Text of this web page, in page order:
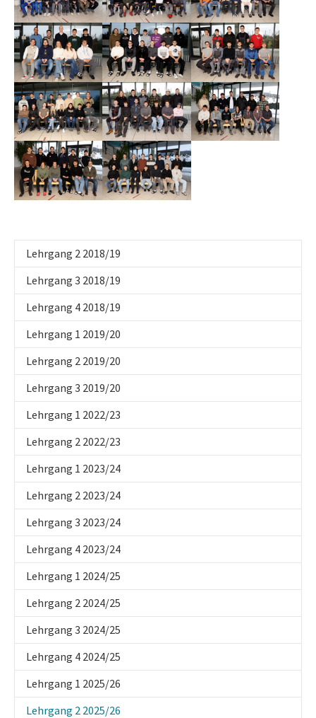
Show larger versionShow larger versionShow larger version
Show larger versionShow larger versionShow larger version
Show larger versionShow larger version
Lehrgang 2 2018/19
Lehrgang 3 2018/19
Lehrgang 4 2018/19
Lehrgang 1 2019/20
Lehrgang 2 2019/20
Lehrgang 3 2019/20
Lehrgang 1 2022/23
Lehrgang 2 2022/23
Lehrgang 1 2023/24
Lehrgang 2 2023/24
Lehrgang 3 2023/24
Lehrgang 4 2023/24
Lehrgang 1 2024/25
Lehrgang 2 2024/25
Lehrgang 3 2024/25
Lehrgang 4 2024/25
Lehrgang 1 2025/26
Lehrgang 2 2025/26